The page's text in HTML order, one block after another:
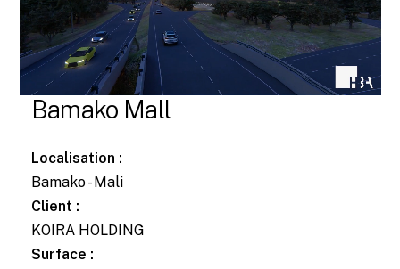
Bamako Mall
Localisation :
Bamako - Mali
Client :
KOIRA HOLDING
Surface :